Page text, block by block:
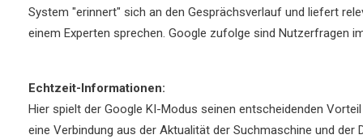
System "erinnert" sich an den Gesprächsverlauf und liefert
einem Experten sprechen. Google zufolge sind Nutzerfragen
Echtzeit-Informationen:
Hier spielt der Google KI-Modus seinen entscheidenden
eine Verbindung aus der Aktualität der Suchmaschine und der